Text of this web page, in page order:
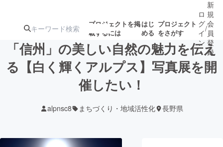
プロジェクトを掲
載するには
はじ
める
プロジェクト
をさがす
注目の新着プロ募集終了が近いプ
ロ
グ
イ
ン
/
新
規
会
員
登
録
「信州」の美しい自然の魅力を伝え
る【白く輝くアルプス】写真展を開
催したい！
alpnsc8 まちづくり・地域活性化 長野県